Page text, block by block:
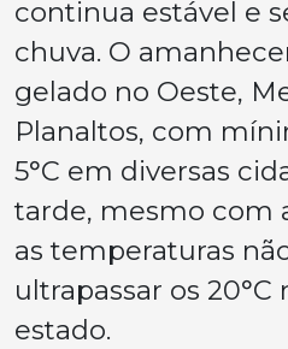
continua estável e
chuva. O
gelado no Oeste,
Planaltos, com
5°C em diversas
tarde, mesmo com
as temperaturas
ultrapassar os
estado.